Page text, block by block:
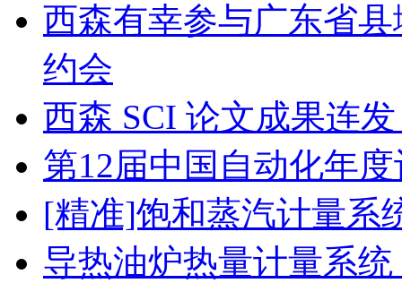
西森有幸参与广东省
约会
西森 SCI 论文成果连
第12届中国自动化年
[精准]饱和蒸汽计量系
导热油炉热量计量系